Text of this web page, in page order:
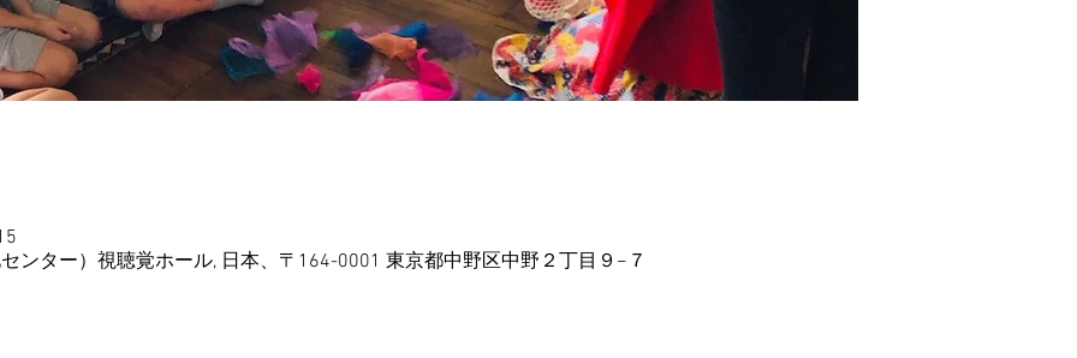
ンター）視聴覚ホール, 日本、〒164-0001 東京都中野区中野２丁目９−７